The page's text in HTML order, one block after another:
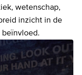
wetenschap,
inzicht in de
beïnvloed.